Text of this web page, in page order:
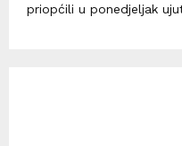
priopćili u ponedjeljak